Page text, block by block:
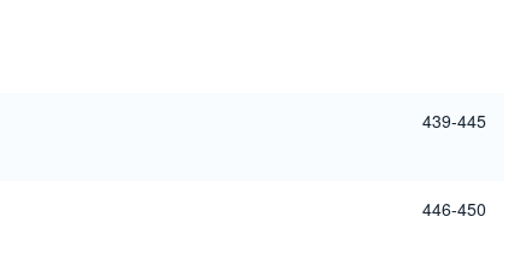
439-445
446-450